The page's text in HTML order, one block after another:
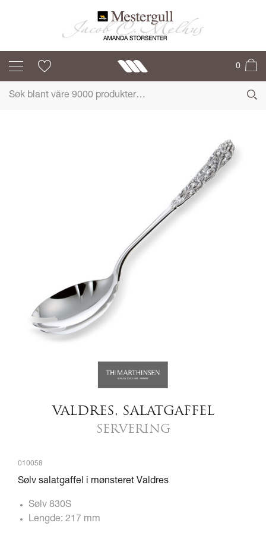
0
VALDRES, SALATGAFFEL
SERVERING
010058
Sølv salatgaffel i mønsteret Valdres
Sølv 830S
Lengde: 217 mm
VALDRES